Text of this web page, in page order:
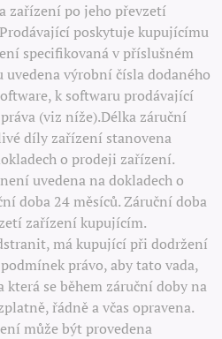
zařízení po jeho převzetí
poskytuje kupujícímu
specifikovaná v příslušném
výrobní čísla dodaného
k softwaru prodávající
(viz níže).Délka záruční
díly zařízení stanovena
o prodeji zařízení.
uvedena na dokladech o
doba 24 měsíců. Záruční doba
zařízení kupujícím.
má kupující při dodržení
právo, aby tato vada,
která se během záruční doby na
řádně a včas opravena.
může být provedena